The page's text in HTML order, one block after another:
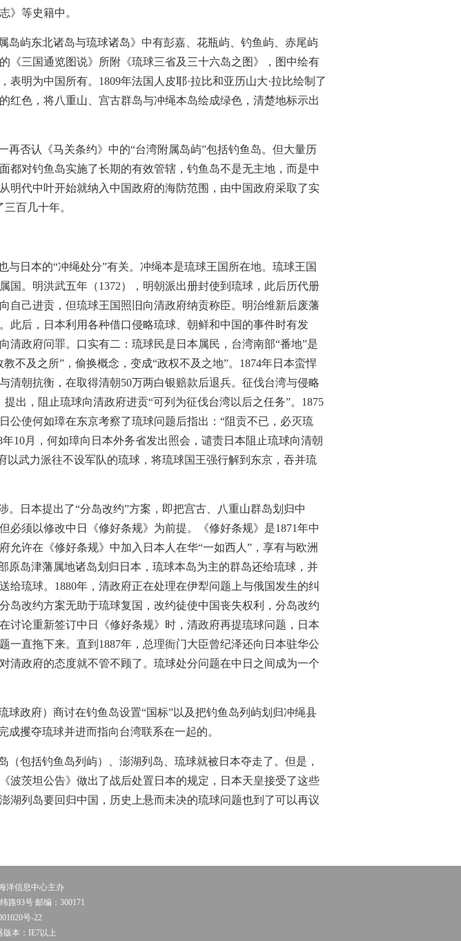
》等史籍中。
岛屿东北诸岛与琉球诸岛》中有彭嘉、花瓶屿、钓鱼屿、赤尾屿
《三国通览图说》所附《琉球三省及三十六岛之图》，图中绘有
明为中国所有。1809年法国人皮耶·拉比和亚历山大·拉比绘制了
红色，将八重山、宫古群岛与冲绳本岛绘成绿色，清楚地标示出
否认《马关条约》中的“台湾附属岛屿”包括钓鱼岛。但大量历
都对钓鱼岛实施了长期的有效管辖，钓鱼岛不是无主地，而是中
明代中叶开始就纳入中国政府的海防范围，由中国政府采取了实
百几十年。
日本的“冲绳处分”有关。冲绳本是琉球王国所在地。琉球王国
。明洪武五年（1372），明朝派出册封使到琉球，此后历代册
自己进贡，但琉球王国照旧向清政府纳贡称臣。明治维新后废藩
此后，日本利用各种借口侵略琉球、朝鲜和中国的事件时有发
清政府问罪。口实有二：琉球民是日本属民，台湾南部“番地”是
不及之所”，偷换概念，变成“政权不及之地”。1874年日本蛮悍
朝抗衡，在取得清朝50万两白银赔款后退兵。征伐台湾与侵略
出，阻止琉球向清政府进贡“可列为征伐台湾以后之任务”。1875
公使何如璋在东京考察了琉球问题后指出：“阻贡不已，必灭琉
10月，何如璋向日本外务省发出照会，谴责日本阻止琉球向清朝
以武力派往不设军队的琉球，将琉球国王强行解到东京，吞并琉
日本提出了“分岛改约”方案，即把宫古、八重山群岛划归中
须以修改中日《修好条规》为前提。《修好条规》是1871年中
许在《修好条规》中加入日本人在华“一如西人”，享有与欧洲
原岛津藩属地诸岛划归日本，琉球本岛为主的群岛还给琉球，并
琉球。1880年，清政府正在处理在伊犁问题上与俄国发生的纠
岛改约方案无助于琉球复国，改约徒使中国丧失权利，分岛改约
讨论重新签订中日《修好条规》时，清政府再提琉球问题，日本
直拖下来。直到1887年，总理衙门大臣曾纪泽还向日本驻华公
清政府的态度就不管不顾了。琉球处分问题在中日之间成为一个
政府）商讨在钓鱼岛设置“国标”以及把钓鱼岛列屿划归冲绳县
攫夺琉球并进而指向台湾联系在一起的。
（包括钓鱼岛列屿）、澎湖列岛、琉球就被日本夺走了。但是，
波茨坦公告》做出了战后处置日本的规定，日本天皇接受了这些
湖列岛要回归中国，历史上悬而未决的琉球问题也到了可以再议
洋信息中心主办
路93号 邮编：300171
号-22
版本：IE7以上